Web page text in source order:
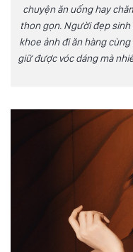
chuyện ăn uống hay
thon gọn. Người đẹp
khoe ảnh đi ăn hàng cùng
giữ được vóc dáng mà